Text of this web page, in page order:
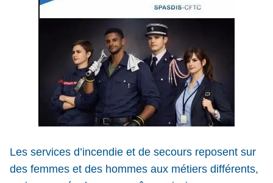
Les services d’incendie et de secours reposent sur
des femmes et des hommes aux métiers différents,